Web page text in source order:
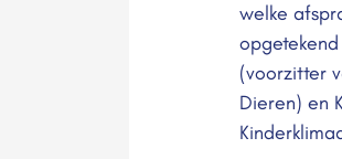
welke
(voorzitter
Dieren) en